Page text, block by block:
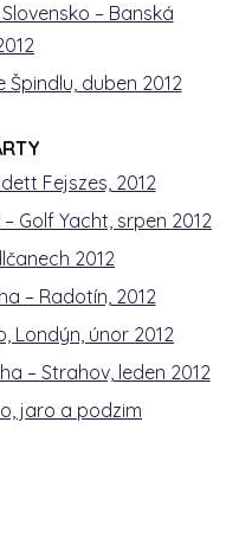
– Banská
duben 2012
Fejszes, 2012
Golf Yacht, srpen 2012
2012
– Radotín, 2012
Londýn, únor 2012
– Strahov, leden 2012
jaro a podzim